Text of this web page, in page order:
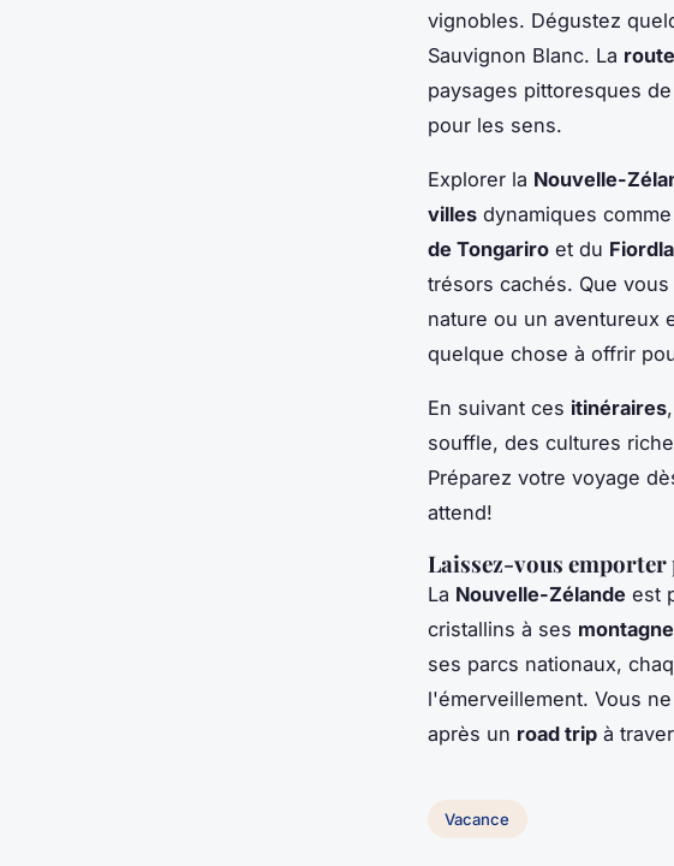
vignobles. Dégustez
Sauvignon Blanc. La
paysages pittoresques
pour les sens.
Explorer la Nouvelle-
villes dynamiques comme
de Tongariro et du
trésors cachés. Que
nature ou un aventureux
quelque chose à offrir
En suivant ces itinéraires
souffle, des cultures
Préparez votre voyage
attend!
Laissez-vous emporter
La Nouvelle-Zélande est
cristallins à ses
ses parcs nationaux,
l'émerveillement. Vous
après un road trip à
Vacance